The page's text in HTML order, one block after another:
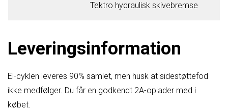
Tektro hydraulisk skivebremse
Leveringsinformation
El-cyklen leveres 90% samlet, men husk at sidestøttefod
ikke medfølger. Du får en godkendt 2A-oplader med i
købet.